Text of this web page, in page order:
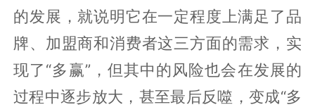
的发展，就说明它在一定程度上满足了品
牌、加盟商和消费者这三方面的需求，实
现了“多赢”，但其中的风险也会在发展的
过程中逐步放大，甚至最后反噬，变成“多